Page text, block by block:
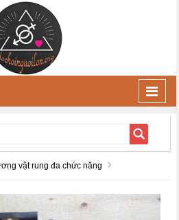
vật rung đa chức năng